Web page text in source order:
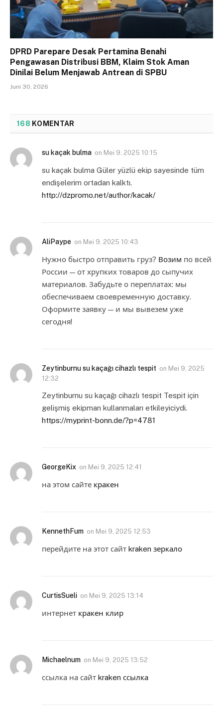
DPRD Parepare Desak Pertamina Benahi
Pengawasan Distribusi BBM, Klaim Stok Aman
Dinilai Belum Menjawab Antrean di SPBU
Juni 30, 2026
168 KOMENTAR
su kaçak bulma on Mei 9, 2025 10:15
su kaçak bulma Güler yüzlü ekip sayesinde tüm
endişelerim ortadan kalktı.
http://dzpromo.net/author/kacak/
AliPaype on Mei 9, 2025 10:43
Нужно быстро отправить груз? Возим по всей
России — от хрупких товаров до сыпучих
материалов. Забудьте о переплатах: мы
обеспечиваем своевременную доставку.
Оформите заявку — и мы вывезем уже
сегодня!
Zeytinburnu su kaçağı cihazlı tespit on Mei 9, 2025
12:32
Zeytinburnu su kaçağı cihazlı tespit Tespit için
gelişmiş ekipman kullanmaları etkileyiciydi.
https://myprint-bonn.de/?p=4781
GeorgeKix on Mei 9, 2025 12:41
на этом сайте кракен
KennethFum on Mei 9, 2025 12:53
перейдите на этот сайт kraken зеркало
CurtisSueli on Mei 9, 2025 13:14
интернет кракен клир
Michaelnum on Mei 9, 2025 13:52
ссылка на сайт kraken ссылка